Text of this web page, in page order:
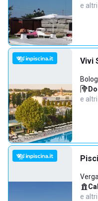
e altri
Vivi
e altri
e altri